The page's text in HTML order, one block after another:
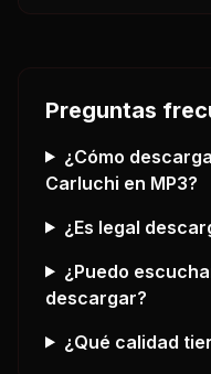
Preguntas
¿Cómo
Carluchi en MP3?
¿Es legal
¿Puedo
descargar?
¿Qué calidad